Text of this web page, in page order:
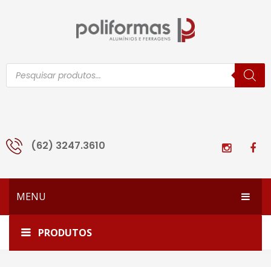
Pesquisar
produtos
(62) 3247.3610
MENU
HOME
EMPRESA
PRODUTOS
Home ROLD-SUPR ZINC 50KG